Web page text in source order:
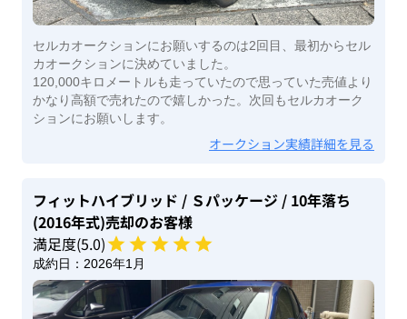
セルカオークションにお願いするのは2回目、最初からセル
カオークションに決めていました。
120,000キロメートルも走っていたので思っていた売値より
かなり高額で売れたので嬉しかった。次回もセルカオーク
ションにお願いします。
オークション実績詳細を見る
フィットハイブリッド / Ｓパッケージ / 10年落ち
(2016年式)売却のお客様
満足度(5.0)
成約日： 2026年1月